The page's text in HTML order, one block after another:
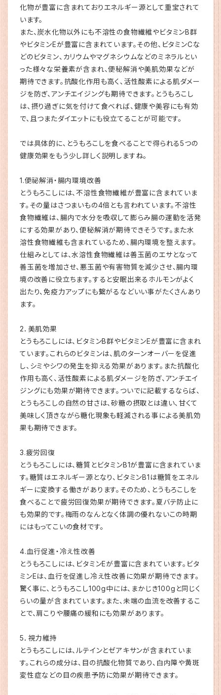
化物が豊富に含まれておりエネルギー源として重宝されて
います。
また、炭水化物以外にも不溶性の食物繊維やビタミンB群
やビタミンEが豊富に含まれています。その他、ビタミンCな
どのビタミン、カリウムやマグネシウムなどのミネラルとい
った様々な栄養素が含まれ、便秘解消や美肌効果などが
期待できます。抗酸化作用も高く、活性酸素による肌ダメー
ジを防ぎ、アンチエイジングも期待できます。とうもろこし
は、摂り過ぎに気を付けて食べれば、健康や美容にも有効
で、且つまたダイエットにも役立てることが可能です。
では具体的に、とうもろこしを食べることで得られる5つの
健康効果をもう少し詳しく説明しますね。
1.便祕解消・腸内環境改善
とうもろこしには、不溶性食物繊維が豊富に含まれていま
す。その量はさつまいもの4倍とも言われています。不溶性
食物繊維は、腸内で水分を吸収して膨らみ腸の運動を活発
にする効果があり、便秘解消が期待できそうです。また水
溶性食物繊維も含まれているため、腸内環境を整えます。
仕組みとしては、水溶性食物繊維は善玉菌のエサとなって
善玉菌を増加させ、悪玉菌や有害物質を減少させ、腸内環
境の改善に役立ちます。すると安眠出来るホルモンがよく
出たり、免疫力アップにも繋がるなどいい事がたくさんあり
ます。
2．美肌効果
とうもろこしには、ビタミンB群やビタミンEが豊富に含まれ
ています。これらのビタミンは、肌のターンオーバーを促進
し、シミやシワの発生を抑える効果があります。また抗酸化
作用も高く、活性酸素による肌ダメージを防ぎ、アンチエイ
ジングにも効果が期待できます。ついでに記載するならば、
とうもろこしの自然の甘さは、砂糖の摂取とは違い、甘くて
美味しく頂きながら糖化現象も軽減される事による美肌効
果も期待できます。
3.疲労回復
とうもろこしには、糖質とビタミンB1が豊富に含まれていま
す。糖質はエネルギー源となり、ビタミンB1は糖質をエネル
ギーに変換する働きがあります。そのため、とうもろこしを
食べることで疲労回復効果が期待できます。夏バテ防止に
も効果的です。梅雨のなんとなく体調の優れないこの時期
にはもってこいの食材です。
4.血行促進・冷え性改善
とうもろこしには、ビタミンEが豊富に含まれています。ビタ
ミンEは、血行を促進し冷え性改善に効果が期待できます。
驚く事に、とうもろこし100g中には、まかじき100gと同じく
らいの量が含まれています。また、未端の血流を改善するこ
とで、肩こりや腰痛の緩和にも効果があります。
5．視力維持
とうもろこしには、ルテインとゼアキサンが含まれていま
す。これらの成分は、目の抗酸化物質であり、白内障や黄斑
変性症などの目の疾患予防に効果が期待できます。